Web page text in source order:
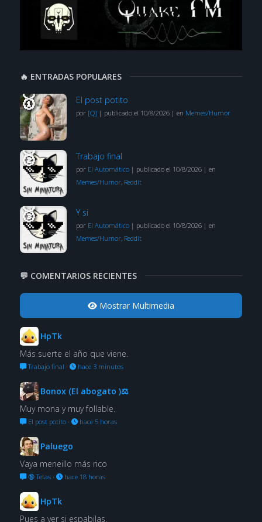
🔥 ENTRADAS POPULARES
El post potito
por [Q] | publicado el 10/8/2026| en Memes/Humor
Trabajo final
por El Automático| publicado el 10/8/2026| en
Memes/Humor, Reddit
Y si
por El Automático| publicado el 10/8/2026| en
Memes/Humor, Reddit
💬 COMENTARIOS RECIENTES
Mostrar Multimedia
HpTk
Más suerte el año que viene.
Trabajo final · hace 3 minutos
Bonox (El abogato )⚖
Muy mona y muy follable.
El post potito· hace 5 horas
Paluego
Vaya meneillo más rico
🔞 Tetas· hace 18 horas
HpTk
Pues a ver si espabilas.